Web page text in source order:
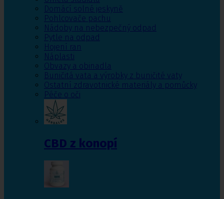
Domácí solné jeskyně
Pohlcovače pachu
Nádoby na nebezpečný odpad
Pytle na odpad
Hojení ran
Náplasti
Obvazy a obinadla
Buničitá vata a výrobky z buničité vaty
Ostatní zdravotnické materiály a pomůcky
Péče o oči
CBD z konopí